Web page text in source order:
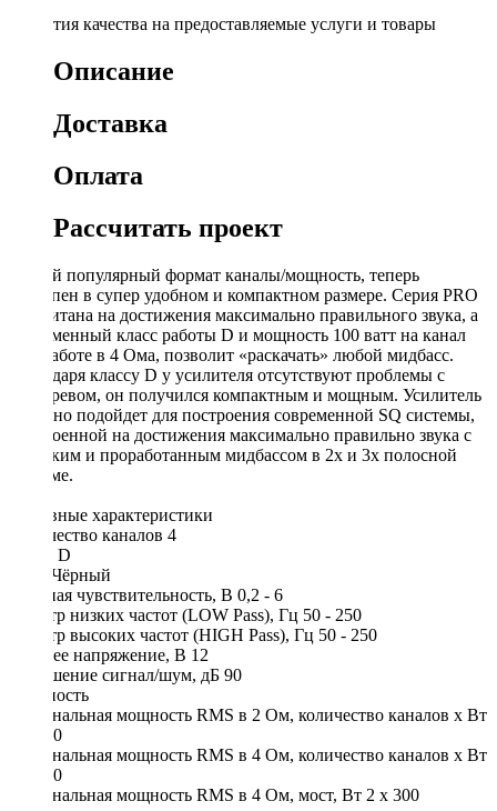
Гарантия качества на предоставляемые услуги и товары
Описание
Доставка
Оплата
Рассчитать проект
Самый популярный формат каналы/мощность, теперь
доступен в супер удобном и компактном размере. Серия PRO
рассчитана на достижения максимально правильного звука, а
современный класс работы D и мощность 100 ватт на канал
при работе в 4 Ома, позволит «раскачать» любой мидбасс.
Благодаря классу D у усилителя отсутствуют проблемы с
перегревом, он получился компактным и мощным. Усилитель
отлично подойдет для построения современной SQ системы,
построенной на достижения максимально правильно звука с
глубоким и проработанным мидбассом в 2х и 3х полосной
системе.
Основные характеристики
Количество каналов 4
Класс D
Цвет Чёрный
Входная чувствительность, В 0,2 - 6
Фильтр низких частот (LOW Pass), Гц 50 - 250
Фильтр высоких частот (HIGH Pass), Гц 50 - 250
Рабочее напряжение, В 12
Отношение сигнал/шум, дБ 90
Мощность
Номинальная мощность RMS в 2 Ом, количество каналов х Вт
4 х 150
Номинальная мощность RMS в 4 Ом, количество каналов х Вт
4 х 100
Номинальная мощность RMS в 4 Ом, мост, Вт 2 х 300